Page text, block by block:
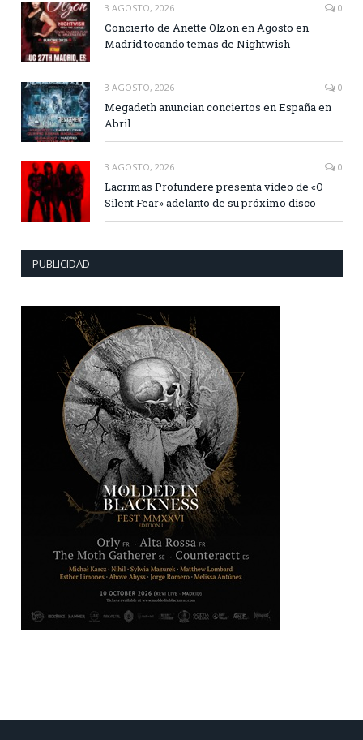
3 AGOSTO, 2026 0
Concierto de Anette Olzon en Agosto en
Madrid tocando temas de Nightwish
3 AGOSTO, 2026 0
Megadeth anuncian conciertos en España en
Abril
3 AGOSTO, 2026 0
Lacrimas Profundere presenta vídeo de «O
Silent Fear» adelanto de su próximo disco
PUBLICIDAD